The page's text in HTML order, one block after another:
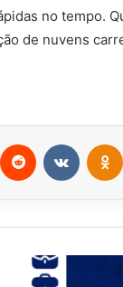
no tempo.
de nuvens
Pinterest Reddit